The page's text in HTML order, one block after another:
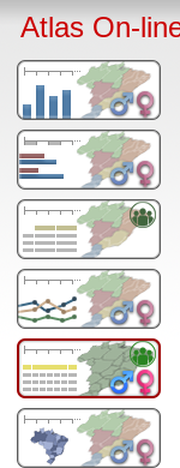
Atlas On-